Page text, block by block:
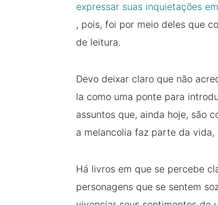
expressar suas inquietações
, pois, foi por meio deles que
de leitura.
Devo deixar claro que não
la como uma ponte para
assuntos que, ainda hoje, são
a melancolia faz parte da
Há livros em que se percebe
personagens que se sentem